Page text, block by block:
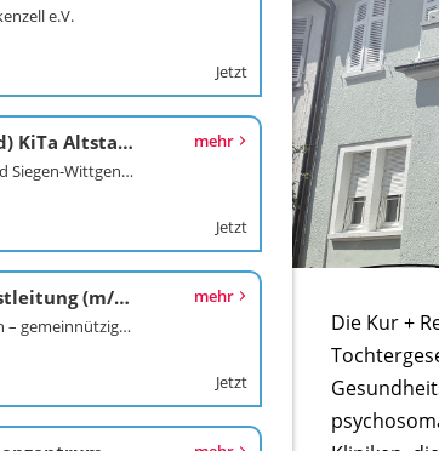
e.V.
Jetzt
Hauswirtschaftskraft (m/w/d) KiTa Altstadt
AWO Arbeiterwohlfahrt Kreisverband Siegen-Wittgenstein/Olpe
mehr
Jetzt
Stellvertretende Pflegedienstleitung (m/w/d)
Diakonisches Werk Bonn und Region – gemeinnützige GmbH
mehr
Jetzt